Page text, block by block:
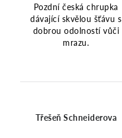
Pozdní česká chrupka
dávající skvělou šťávu s
dobrou odolností vůči
mrazu.
Třešeň Schneiderova